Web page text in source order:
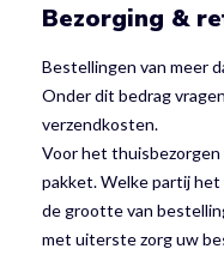
Bezorging &
Bestellingen van meer
Onder dit bedrag
verzendkosten.
Voor het thuisbezorgen
pakket. Welke partij het
de grootte van
met uiterste zorg uw